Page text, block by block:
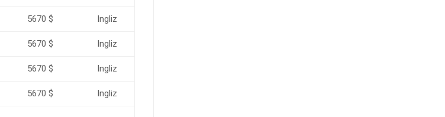
5670 $ Ingliz
5670 $ Ingliz
5670 $ Ingliz
5670 $ Ingliz